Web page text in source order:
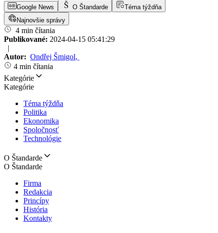
Google News O Štandarde
Téma týždňa
Najnovšie správy
4 min čítania
Publikované: 2024-04-15 05:41:29
|
Autor: Ondřej Šmigol,
4 min čítania
Kategórie
Kategórie
Téma týždňa
Politika
Ekonomika
Spoločnosť
Technológie
O Štandarde
O Štandarde
Firma
Redakcia
Princípy
História
Kontakty